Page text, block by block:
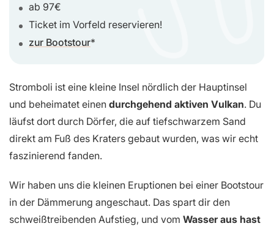
ab 97€
Ticket im Vorfeld reservieren!
zur Bootstour
Stromboli ist eine kleine Insel nördlich der Hauptinsel
und beheimatet einen durchgehend aktiven Vulkan. Du
läufst dort durch Dörfer, die auf tiefschwarzem Sand
direkt am Fuß des Kraters gebaut wurden, was wir echt
faszinierend fanden.
Wir haben uns die kleinen Eruptionen bei einer Bootstour
in der Dämmerung angeschaut. Das spart dir den
schweißtreibenden Aufstieg, und vom Wasser aus hast